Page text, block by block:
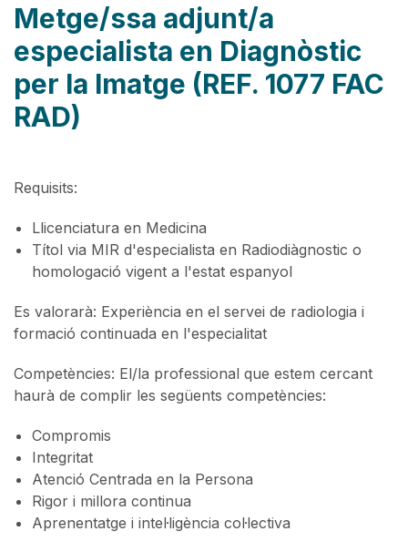
Metge/ssa adjunt/a
especialista en Diagnòstic
per la Imatge (REF. 1077 FAC
RAD)
Requisits:
Llicenciatura en Medicina
Títol via MIR d'especialista en Radiodiàgnostic o
homologació vigent a l'estat espanyol
Es valorarà: Experiència en el servei de radiologia i
formació continuada en l'especialitat
Competències: El/la professional que estem cercant
haurà de complir les següents competències:
Compromis
Integritat
Atenció Centrada en la Persona
Rigor i millora continua
Aprenentatge i intel·ligència col·lectiva